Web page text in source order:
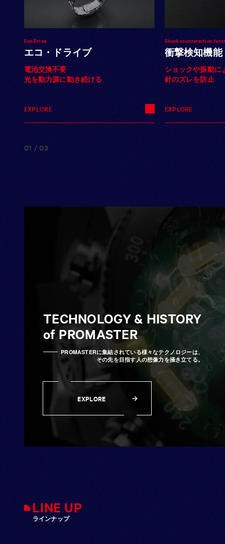
Eco-Drive
エコ・ドライブ
電池交換不要
光を動力源に動き続ける
EXPLORE
Shock counteraction
衝撃検知機能
ショックや振動に
針のズレを防止
EXPLORE
01 / 03
TECHNOLOGY & HISTORY
of PROMASTER
PROMASTERに集結されている様々なテクノロジーは、
その先を目指す人の想像力を掻き立てる。
EXPLORE
LINE UP
ラインナップ